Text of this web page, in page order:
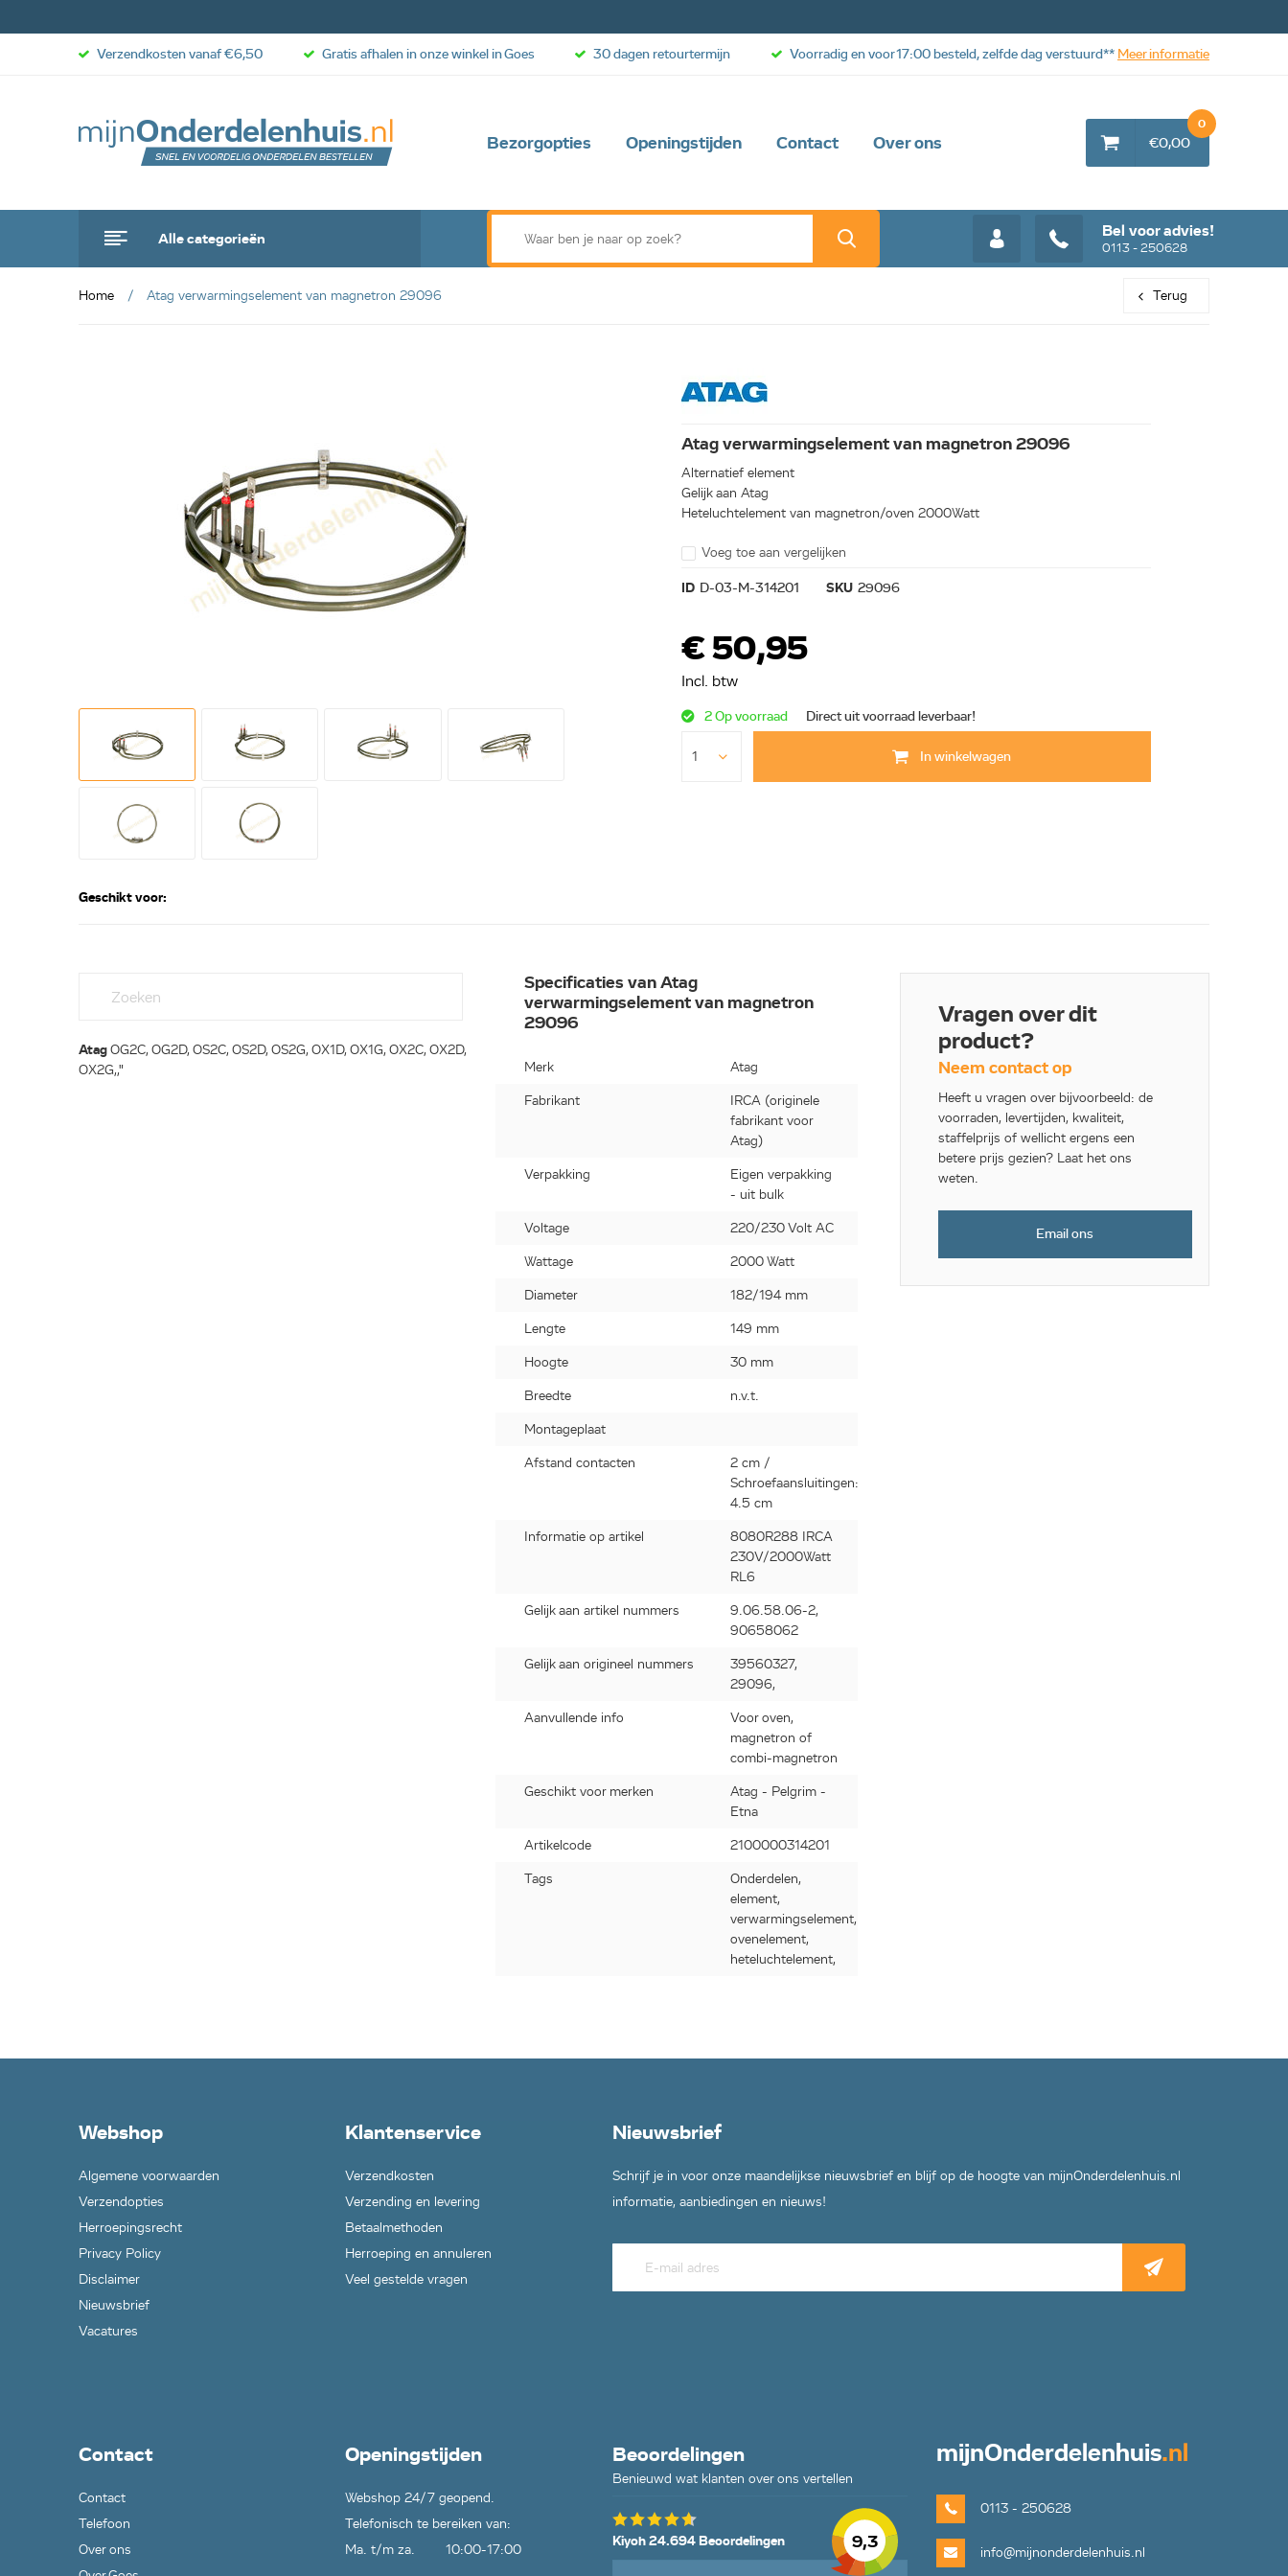
Bezorgopties Openingstijden Contact Over ons
Alle categorieën Bel voor advies!
0113 - 250628
€0,00
0
Verzendkosten vanaf €6,50 Gratis afhalen in onze winkel in Goes 30 dagen retourtermijn Voorradig en voor 17:00 besteld, zelfde dag verstuurd** Meer informatie
Home Atag verwarmingselement van magnetron 29096 Terug
Atag verwarmingselement van magnetron 29096
Alternatief element
Gelijk aan Atag
Heteluchtelement van magnetron/oven 2000Watt
Voeg toe aan vergelijken
ID D-03-M-314201 SKU 29096
€ 50,95
Incl. btw
2 Op voorraad Direct uit voorraad leverbaar!
In winkelwagen
Geschikt voor:
AtagOG2C, OG2D, OS2C, OS2D, OS2G, OX1D, OX1G, OX2C, OX2D,
OX2G,,"
Specificaties van Atag
verwarmingselement van magnetron
29096
Merk Atag
Fabrikant
IRCA (originele
fabrikant voor
Atag)
Verpakking
Eigen verpakking
- uit bulk
Voltage 220/230 Volt AC
Wattage 2000 Watt
Diameter 182/194 mm
Lengte 149 mm
Hoogte 30 mm
Breedte n.v.t.
Montageplaat
Afstand contacten
2 cm /
Schroefaansluitingen:
4.5 cm
Informatie op artikel
8080R288 IRCA
230V/2000Watt
RL6
Gelijk aan artikel nummers
9.06.58.06-2,
90658062
Gelijk aan origineel nummers
39560327,
29096,
Aanvullende info
Voor oven,
magnetron of
combi-magnetron
Geschikt voor merken
Atag - Pelgrim -
Etna
Artikelcode 2100000314201
Tags
Onderdelen,
element,
verwarmingselement,
ovenelement,
heteluchtelement,
Vragen over dit
product?
Neem contact op
Heeft u vragen over bijvoorbeeld: de
voorraden, levertijden, kwaliteit,
staffelprijs of wellicht ergens een
betere prijs gezien? Laat het ons
weten.
Email ons
Webshop
Algemene voorwaarden
Verzendopties
Herroepingsrecht
Privacy Policy
Disclaimer
Nieuwsbrief
Vacatures
Klantenservice
Verzendkosten
Verzending en levering
Betaalmethoden
Herroeping en annuleren
Veel gestelde vragen
Nieuwsbrief
Schrijf je in voor onze maandelijkse nieuwsbrief en blijf op de hoogte van mijnOnderdelenhuis.nl
informatie, aanbiedingen en nieuws!
Contact
Contact
Telefoon
Over ons
Openingstijden
Webshop 24/7 geopend.
Telefonisch te bereiken van:
Ma. t/m za.
10:00-17:00
Beoordelingen
Benieuwd wat klanten over ons vertellen
9,3
Kiyoh 24.694 Beoordelingen
mijnOnderdelenhuis.nl
0113 - 250628
info@mijnonderdelenhuis.nl